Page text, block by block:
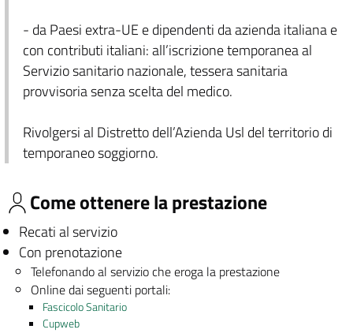
- da Paesi extra-UE e dipendenti da azienda italiana e
con contributi italiani: all’iscrizione temporanea al
Servizio sanitario nazionale, tessera sanitaria
provvisoria senza scelta del medico.
Rivolgersi al Distretto dell’Azienda Usl del territorio di
temporaneo soggiorno.
Come ottenere la prestazione
Recati al servizio
Con prenotazione
Telefonando al servizio che eroga la prestazione
Online dai seguenti portali:
Fascicolo Sanitario
Cupweb